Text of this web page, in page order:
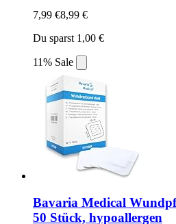
7,99 €8,99 €
Du sparst 1,00 €
11% Sale
Bavaria Medical
50 Stück, hypoallergen